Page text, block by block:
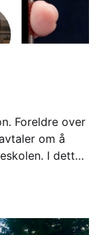
Foreldre over
om å
I dette
kunne